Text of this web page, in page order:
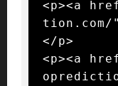
<p><a
tion.com/
</p>
<p><a